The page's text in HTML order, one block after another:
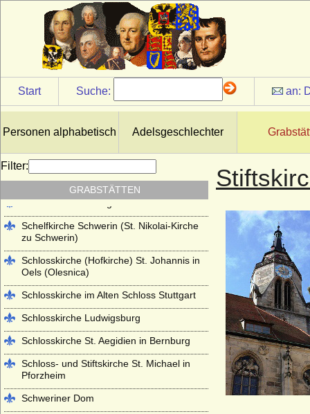
Start Suche: an:
Personen alphabetisch Adelsgeschlechter
Filter:
GRABSTÄTTEN
Kloster Lehnin
Lambertikirche in Aurich
Marienkirche Hanau (ehemals Reformierte
Kirche Hanau)
Martinskirche Kassel
Mausoleum im Schlosspark
(Offenbach a.M.)
Mausoleum Stadthagen
Parkfriedhof Meiningen
Schelfkirche Schwerin (St. Nikolai-Kirche
zu Schwerin)
Schlosskirche (Hofkirche) St. Johannis in
Oels (Olesnica)
Schlosskirche im Alten Schloss Stuttgart
Schlosskirche Ludwigsburg
Schlosskirche St. Aegidien in Bernburg
Schloss- und Stiftskirche St. Michael in
Pforzheim
Schweriner Dom